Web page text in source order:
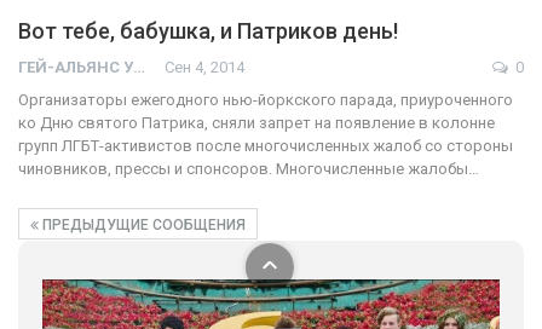
Вот тебе, бабушка, и Патриков день!
ГЕЙ-АЛЬЯНС УКРАИНА Сен 4, 2014
0
Организаторы ежегодного нью-йоркского парада, приуроченного
ко Дню святого Патрика, сняли запрет на появление в колонне
групп ЛГБТ-активистов после многочисленных жалоб со стороны
чиновников, прессы и спонсоров. Многочисленные жалобы…
ПРЕДЫДУЩИЕ СООБЩЕНИЯ
5/17/2020
В цьому році, пандемія та COVІD-19 не дали нам можливості
провести вуличні акції. Наше відео-звернення про те, що
навіть коли ми у різних містах та не можемо зустрінеться, ми
разом. Ми закликаємо всіх хто поділяє цінності рівності та
солідарності, приєднатися до нас. Регіональні підрозділи
ГАУ є в 16 областях України.
Разом наш голос лунає гучніше!